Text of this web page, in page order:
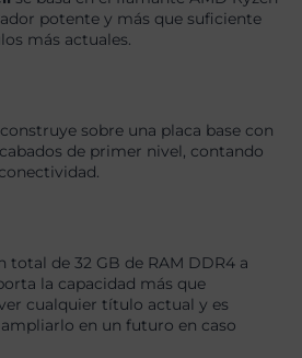
potente y más que suficiente
más actuales.
sobre una placa base con
de primer nivel, contando
total de 32 GB de RAM DDR4 a
la capacidad más que
cualquier título actual y es
en un futuro en caso